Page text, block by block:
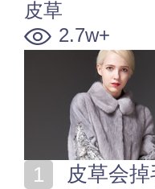
皮草
2.7w+
皮草会